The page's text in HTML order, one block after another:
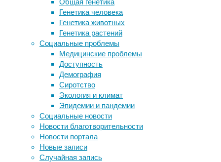
Общая генетика
Генетика человека
Генетика животных
Генетика растений
Социальные проблемы
Медицинские проблемы
Доступность
Демография
Сиротство
Экология и климат
Эпидемии и пандемии
Социальные новости
Новости благотворительности
Новости портала
Новые записи
Случайная запись
ЮАР
позволило
найти
доказательства
весьма
широкого
непредвиденного
разнообразия
микробной
жизни
3,4
миллиарда
лет
назад.